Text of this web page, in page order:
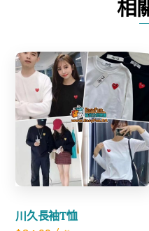
相
川久長袖T恤
Share